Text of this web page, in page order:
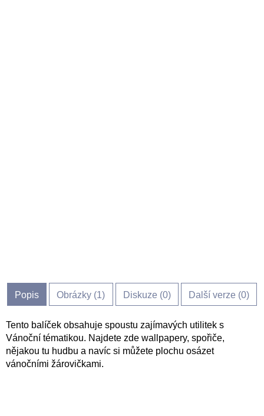
Popis Obrázky (1) Diskuze (0) Další verze (0)
Tento balíček obsahuje spoustu zajímavých utilitek s
Vánoční tématikou. Najdete zde wallpapery, spořiče,
nějakou tu hudbu a navíc si můžete plochu osázet
vánočními žárovičkami.